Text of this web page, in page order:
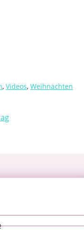
, Videos, Weihnachten